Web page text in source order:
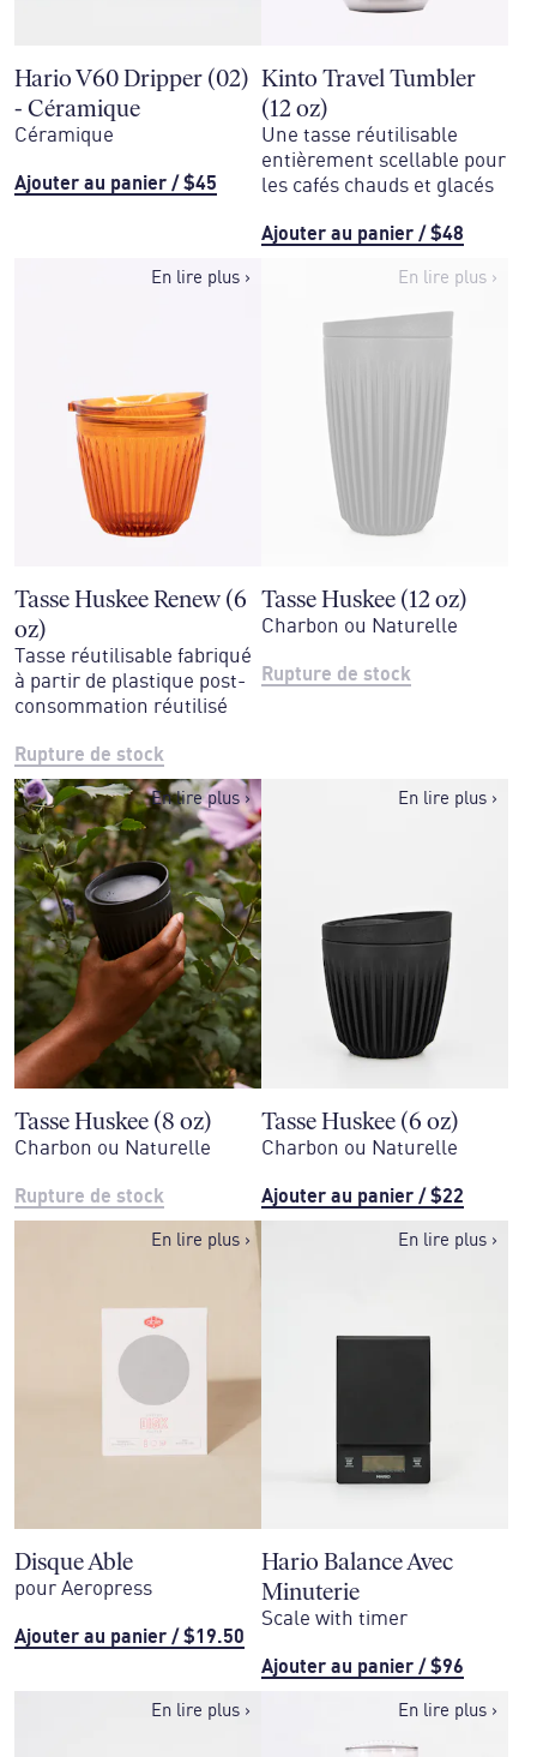
Hario V60 Dripper (02)
- Céramique
Céramique
Ajouter au panier / $45
Kinto Travel Tumbler
(12 oz)
Une tasse réutilisable
entièrement scellable pour
les cafés chauds et glacés
Ajouter au panier / $48
En lire plus ›
Tasse Huskee Renew (6
oz)
Tasse réutilisable fabriqué
à partir de plastique post-
consommation réutilisé
Rupture de stock
En lire plus ›
Tasse Huskee (12 oz)
Charbon ou Naturelle
Rupture de stock
En lire plus›
Tasse Huskee (8 oz)
Charbon ou Naturelle
Rupture de stock
En lire plus ›
Tasse Huskee (6 oz)
Charbon ou Naturelle
Ajouter au panier / $22
En lire plus ›
Disque Able
pour Aeropress
Ajouter au panier / $19.50
En lire plus ›
Hario Balance Avec
Minuterie
Scale with timer
Ajouter au panier / $96
En lire plus › En lire plus ›